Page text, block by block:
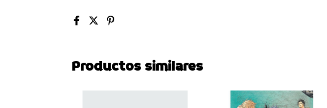
Productos similares